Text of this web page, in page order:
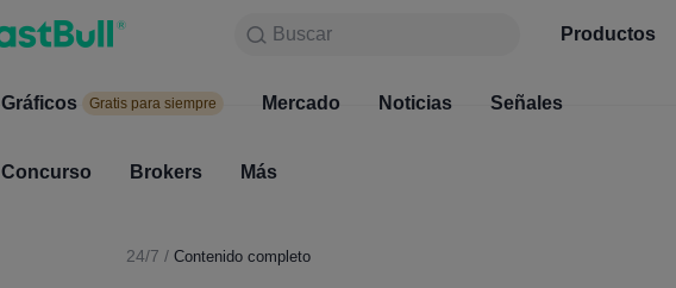
Buscar Productos
Gráficos Gratis para siempre Mercado Noticias
Buscar
Productos
Gráficos Gratis para siempre Mercado Noticias Señales
Concurso Brokers Más
24/7 / Contenido completo